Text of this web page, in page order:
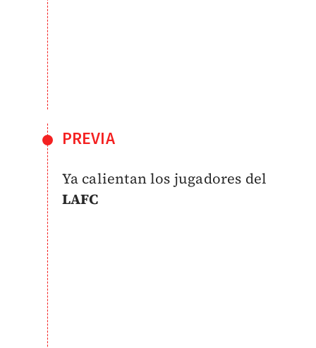
PREVIA
Ya calientan los jugadores del
LAFC